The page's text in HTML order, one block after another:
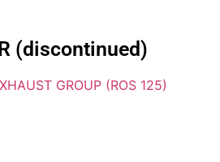
(discontinued)
GROUP (ROS 125)